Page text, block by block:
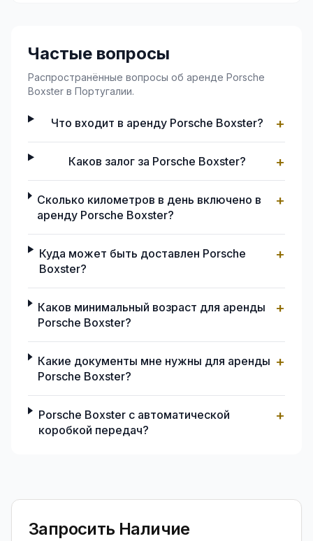
Частые вопросы
Распространённые вопросы об аренде Porsche
Boxster в Португалии.
Что входит в аренду Porsche Boxster? +
Каков залог за Porsche Boxster? +
Сколько километров в день включено в
аренду Porsche Boxster?
+
Куда может быть доставлен Porsche
Boxster?
+
Каков минимальный возраст для аренды
Porsche Boxster?
+
Какие документы мне нужны для аренды
Porsche Boxster?
+
Porsche Boxster с автоматической
коробкой передач?
+
Запросить Наличие